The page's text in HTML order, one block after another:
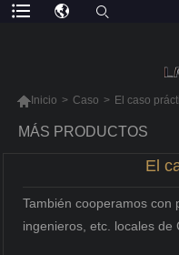
Inicio > Caso > El caso
MÁS PRODUCTOS
El
También cooperamos con
ingenieros, etc. locales de